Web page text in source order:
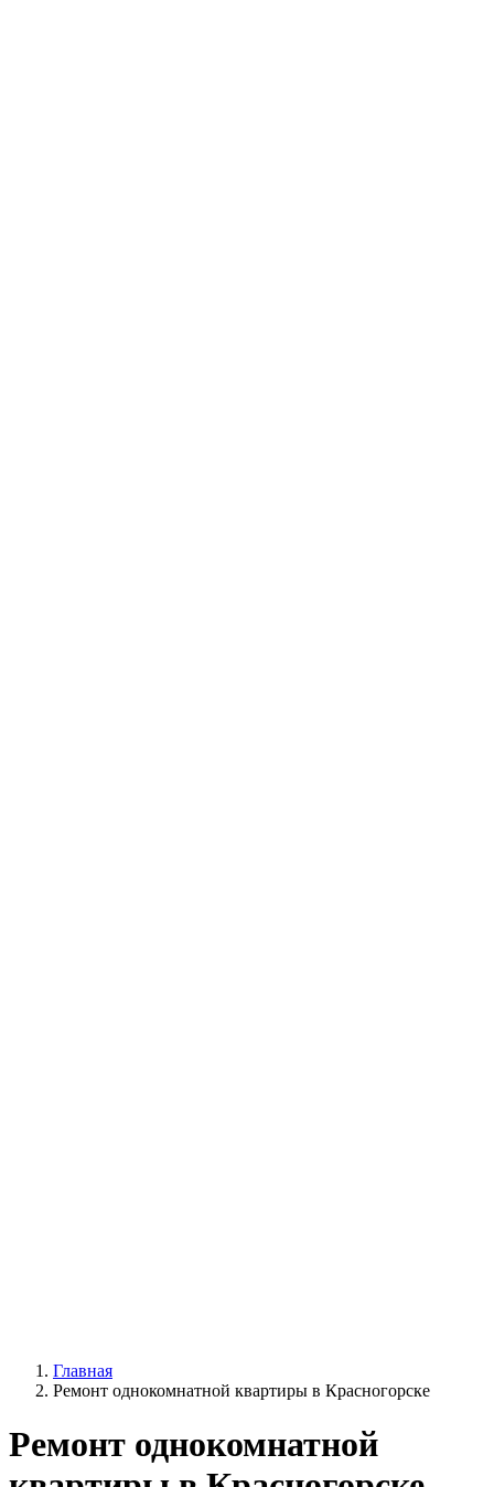
Главная
Ремонт однокомнатной квартиры в Красногорске
Ремонт однокомнатной